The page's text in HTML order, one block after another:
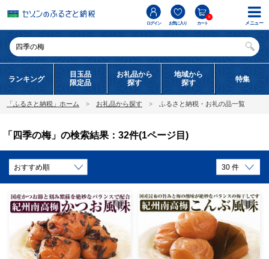
ログイン お気に入り カート
0
ランキング
目玉品
限定品
お礼品から
探す
地域から
探す
特集
「ふるさと納税」ホーム お礼品から探す ふるさと納税・お礼の品一覧
「四季の梅」の検索結果：32件(1ページ目)
メニュー